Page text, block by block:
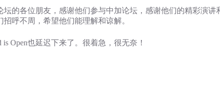
各位朋友，感谢他们参与中加论坛，感谢他们的精彩演讲
呼不周，希望他们能理解和谅解。
也延迟下来了。很着急，很无奈！